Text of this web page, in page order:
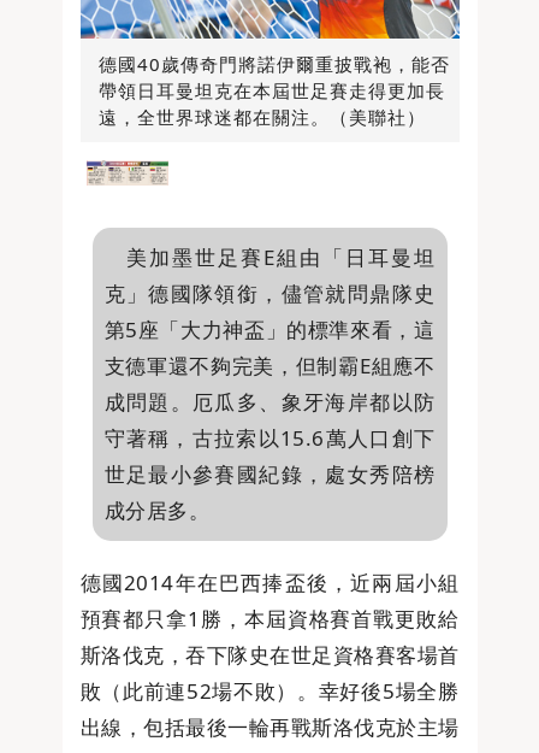
德國40歲傳奇門將諾伊爾重披戰袍，能否
帶領日耳曼坦克在本屆世足賽走得更加長
遠，全世界球迷都在關注。（美聯社）
美加墨世足賽E組由「日耳曼坦
克」德國隊領銜，儘管就問鼎隊史
第5座「大力神盃」的標準來看，這
支德軍還不夠完美，但制霸E組應不
成問題。厄瓜多、象牙海岸都以防
守著稱，古拉索以15.6萬人口創下
世足最小參賽國紀錄，處女秀陪榜
成分居多。
德國2014年在巴西捧盃後，近兩屆小組
預賽都只拿1勝，本屆資格賽首戰更敗給
斯洛伐克，吞下隊史在世足資格賽客場首
敗（此前連52場不敗）。幸好後5場全勝
出線，包括最後一輪再戰斯洛伐克於主場